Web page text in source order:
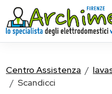
Centro Assistenza
Scandicci